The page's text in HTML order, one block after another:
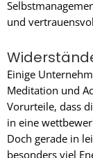
und
Einige
Meditation und
Vorurteile, dass
in eine
Doch gerade in
besonders viel